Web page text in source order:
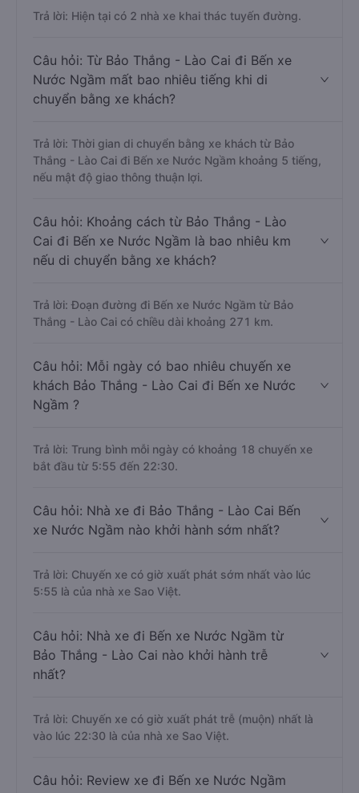
Trả lời: Hiện tại có 2 nhà xe khai thác tuyến đường.
Câu hỏi: Từ Bảo Thắng - Lào Cai đi Bến xe
Nước Ngầm mất bao nhiêu tiếng khi di
chuyển bằng xe khách?
Trả lời: Thời gian di chuyển bằng xe khách từ Bảo
Thắng - Lào Cai đi Bến xe Nước Ngầm khoảng 5 tiếng,
nếu mật độ giao thông thuận lợi.
Câu hỏi: Khoảng cách từ Bảo Thắng - Lào
Cai đi Bến xe Nước Ngầm là bao nhiêu km
nếu di chuyển bằng xe khách?
Trả lời: Đoạn đường đi Bến xe Nước Ngầm từ Bảo
Thắng - Lào Cai có chiều dài khoảng 271 km.
Câu hỏi: Mỗi ngày có bao nhiêu chuyến xe
khách Bảo Thắng - Lào Cai đi Bến xe Nước
Ngầm ?
Trả lời: Trung bình mỗi ngày có khoảng 18 chuyến xe
bắt đầu từ 5:55 đến 22:30.
Câu hỏi: Nhà xe đi Bảo Thắng - Lào Cai Bến
xe Nước Ngầm nào khởi hành sớm nhất?
Trả lời: Chuyến xe có giờ xuất phát sớm nhất vào lúc
5:55 là của nhà xe Sao Việt.
Câu hỏi: Nhà xe đi Bến xe Nước Ngầm từ
Bảo Thắng - Lào Cai nào khởi hành trễ
nhất?
Trả lời: Chuyến xe có giờ xuất phát trễ (muộn) nhất là
vào lúc 22:30 là của nhà xe Sao Việt.
Câu hỏi: Review xe đi Bến xe Nước Ngầm